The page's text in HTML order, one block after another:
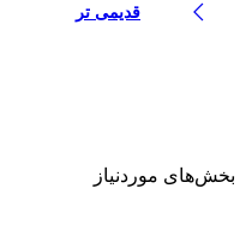
قدیمی تر
بخش‌های موردنیاز